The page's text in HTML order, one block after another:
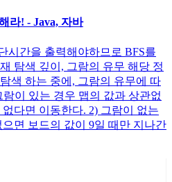
라! - Java, 자바
시간을 출력해야하므로 BFS를
탐색 깊이, 그람의 유무 해당 정
색 하는 중에, 그람의 유무에 따
이 있는 경우 맵의 값과 상관없
다면 이동한다. 2) 그람이 없는
면 보드의 값이 9일 때만 지나간